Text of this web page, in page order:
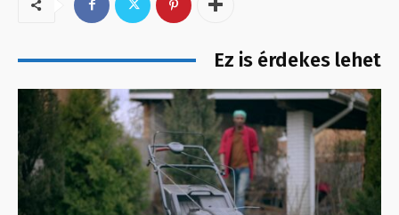
Ez is érdekes lehet